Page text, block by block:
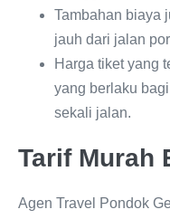
Tambahan biaya
jauh dari jalan
Harga tiket yang
yang berlaku
sekali jalan.
Tarif Murah
Agen Travel Pondok